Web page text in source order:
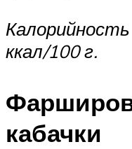
ккал/100 г.
кабачки